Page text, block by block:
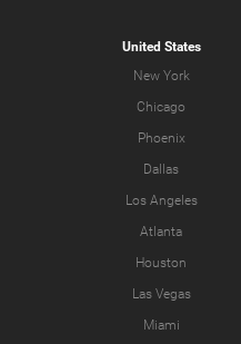
United States
New York
Chicago
Phoenix
Dallas
Los Angeles
Atlanta
Houston
Las Vegas
Miami